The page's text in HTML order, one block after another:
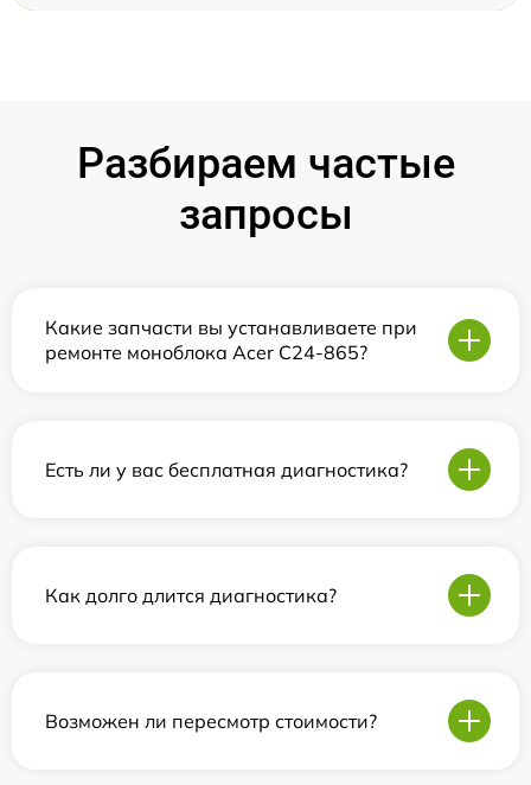
Разбираем частые
запросы
Какие запчасти вы устанавливаете при
ремонте моноблока Acer C24-865?
Есть ли у вас бесплатная диагностика?
Как долго длится диагностика?
Возможен ли пересмотр стоимости?